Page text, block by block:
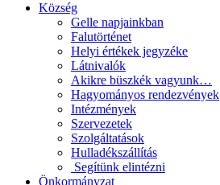
Község
Gelle napjainkban
Falutörténet
Helyi értékek jegyzéke
Látnivalók
Akikre büszkék vagyunk…
Hagyományos rendezvények
Intézmények
Szervezetek
Szolgáltatások
Hulladékszállítás
​​ Segítünk elintézni
Önkormányzat